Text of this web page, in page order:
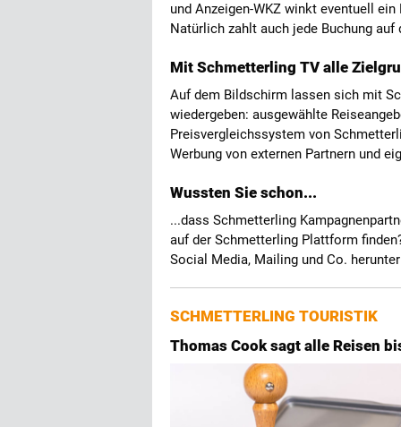
und Anzeigen-WKZ winkt eventuell
Natürlich zahlt auch jede Buchung
Mit Schmetterling TV alle
Auf dem Bildschirm lassen sich mit
wiedergeben: ausgewählte
Preisvergleichssystem von
Werbung von externen Partnern und
Wussten Sie schon...
...dass Schmetterling
auf der Schmetterling Plattform
Social Media, Mailing und Co.
SCHMETTERLING TOURISTIK
Thomas Cook sagt alle Reisen